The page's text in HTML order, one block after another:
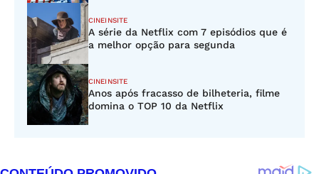
CINEINSITE
A série da Netflix com 7 episódios que é
a melhor opção para segunda
CINEINSITE
Anos após fracasso de bilheteria, filme
domina o TOP 10 da Netflix